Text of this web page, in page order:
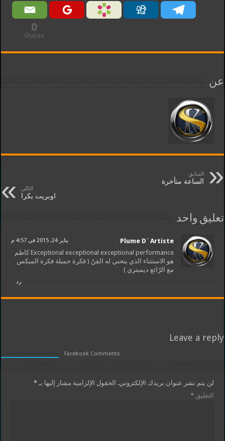
0
Shares
عن
السابق
الساعة متأخرة
التالي
اوبريت بكرا
تعليق واحد
Plume D´Artiste يناير 24, 2015 في 4:57 م
Exceptional exceptional exceptional performance كاظم
هو الاستثناء الذي ينحني له الفنّ ( فكرة جميلة فكرة الميكس
مع الرّائع ديميتري )
رد
Leave a reply
Facebook Comments
لن يتم نشر عنوان بريدك الإلكتروني. الحقول الإلزامية مشار إليها بـ*
التعليق*